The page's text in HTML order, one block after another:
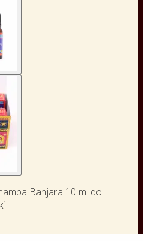
Banjara 10 ml do